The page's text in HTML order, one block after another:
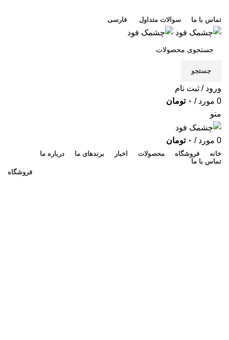
تماس با ما سوالات متداول فارسی
جستجو
ورود / ثبت نام
0 مورد / ۰ تومان
منو
0 مورد / ۰ تومان
خانه فروشگاه محصولات اخبار برندهای ما
درباره ما
تماس با ما
فروشگاه